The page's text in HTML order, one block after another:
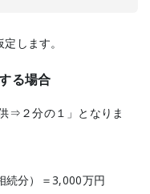
します。
る場合
⇒２分の１」となりま
分）＝3,000万円